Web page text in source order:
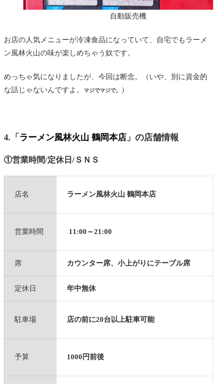
自動販売機
お店の人気メニューが冷凍食品になっていて、自宅でもラーメ
ン風林火山の味が楽しめちゃう奴です。
めっちゃ気になりましたが、今回は断念。（いや、別に資金的
な話じゃないんですよ。
マジでマジで。 ）
4.「 ラーメン風林火山 鶴岡本店 」の店舗情報
①営業時間/定休日/ＳＮＳ
店名 ラーメン風林火山 鶴岡本店
営業時間 11:00～21:00
席 カウンター席、小上がりにテーブル席
定休日 年中無休
駐車場 店の前に20台以上駐車可能
予算 1000円前後